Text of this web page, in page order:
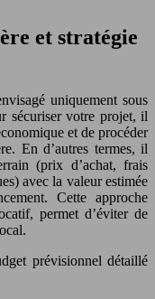
et stratégie
uniquement sous
sécuriser votre projet, il
et de procéder
En d’autres termes, il
(prix d’achat, frais
avec la valeur estimée
Cette approche
permet d’éviter de
prévisionnel détaillé